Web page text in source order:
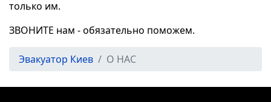
только им.
ЗВОНИТЕ нам - обязательно поможем.
Эвакуатор Киев О НАС